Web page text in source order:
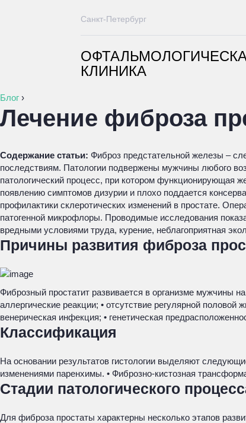
КЛИНИКА
Санкт-Петербург
Блог ›
Лечение фиброза
Содержание статьи: Фиброз предстательной железы –
последствиям. Патологии подвержены мужчины любого
патологический процесс, при котором функционирующая
появлению симптомов дизурии и плохо поддается
профилактики склеротических изменений в простате.
патогенной микрофлоры. Проводимые исследования
вредными условиями труда, курение, неблагоприятная
Причины развития фиброза
Фиброзный простатит развивается в организме мужчины
аллергические реакции; • отсутствие регулярной
венерическая инфекция; • генетическая
Классификация
На основании результатов гистологии выделяют
изменениями паренхимы. • Фиброзно-кистозная
Стадии патологического
Для фиброза простаты характерны несколько этапов